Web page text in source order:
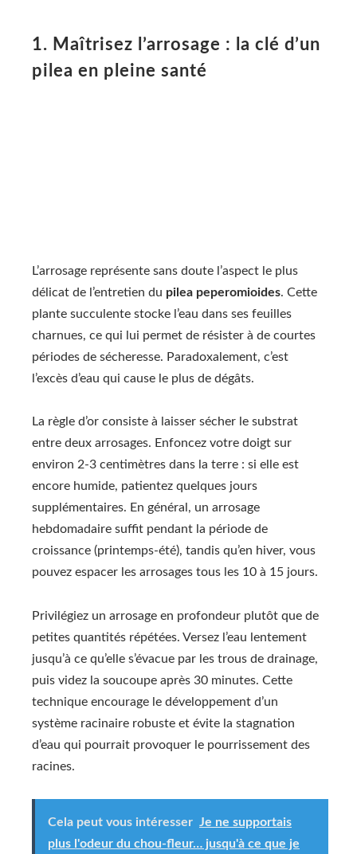
1. Maîtrisez l’arrosage : la clé d’un
pilea en pleine santé
L’arrosage représente sans doute l’aspect le plus
délicat de l’entretien du pilea peperomioides. Cette
plante succulente stocke l’eau dans ses feuilles
charnues, ce qui lui permet de résister à de courtes
périodes de sécheresse. Paradoxalement, c’est
l’excès d’eau qui cause le plus de dégâts.
La règle d’or consiste à laisser sécher le substrat
entre deux arrosages. Enfoncez votre doigt sur
environ 2-3 centimètres dans la terre : si elle est
encore humide, patientez quelques jours
supplémentaires. En général, un arrosage
hebdomadaire suffit pendant la période de
croissance (printemps-été), tandis qu’en hiver, vous
pouvez espacer les arrosages tous les 10 à 15 jours.
Privilégiez un arrosage en profondeur plutôt que de
petites quantités répétées. Versez l’eau lentement
jusqu’à ce qu’elle s’évacue par les trous de drainage,
puis videz la soucoupe après 30 minutes. Cette
technique encourage le développement d’un
système racinaire robuste et évite la stagnation
d’eau qui pourrait provoquer le pourrissement des
racines.
Cela peut vous intéresser Je ne supportais
plus l'odeur du chou-fleur… jusqu'à ce que je